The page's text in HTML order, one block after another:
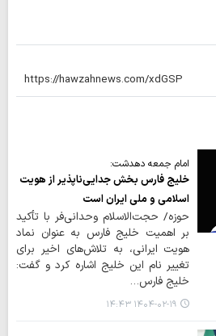
امام جمعه دهدشت:
خلیج فارس بخش جدایی‌ناپذیر از هویت
اسلامی و ملی ایران است
حوزه/ حجت‌الاسلام وحدانی‌فر با تأکید
بر اهمیت خلیج فارس به عنوان نماد
هویت ایرانی، به تلاش‌های اخیر برای
تغییر نام این خلیج اشاره کرد و گفت:
خلیج فارس…
۱۴۰۴-۰۲-۱۹ ۱۴:۴۳